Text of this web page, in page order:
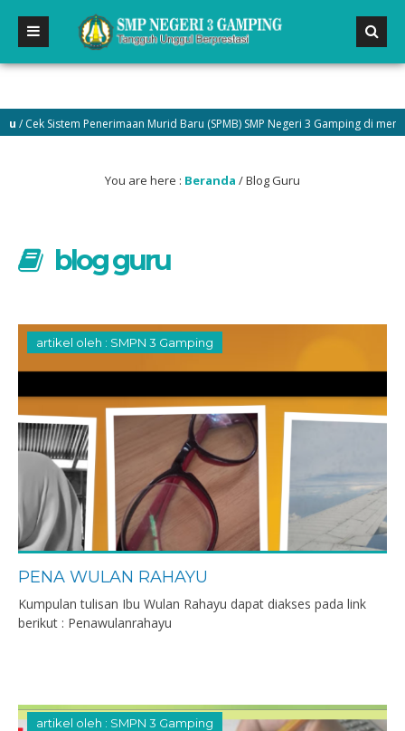
Sistem Penerimaan Murid Baru (SPMB) SMP Negeri 3 Gamping di menu
You are here : Beranda /Blog Guru
blog guru
artikel oleh : SMPN 3 Gamping
PENA WULAN RAHAYU
Kumpulan tulisan Ibu Wulan Rahayu dapat diakses pada link
berikut : Penawulanrahayu
artikel oleh : SMPN 3 Gamping